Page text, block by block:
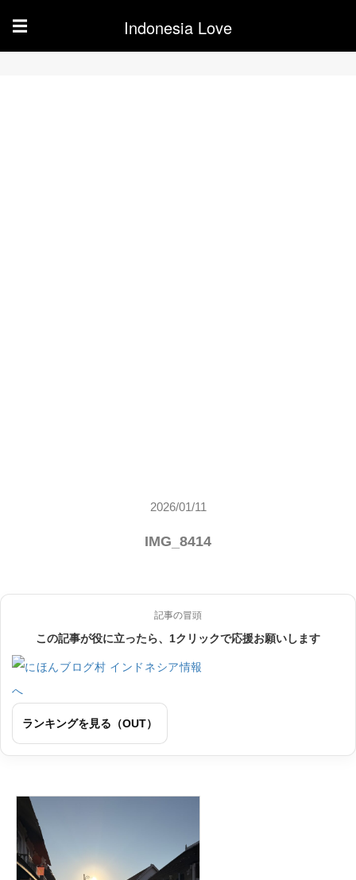
☰ Indonesia Love
2026/01/11
IMG_8414
記事の冒頭
この記事が役に立ったら、1クリックで応援お願いします
ランキングを見る（OUT）